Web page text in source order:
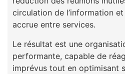
circulation de l’information
accrue entre services.
Le résultat est une
performante, capable de
imprévus tout en optimisant